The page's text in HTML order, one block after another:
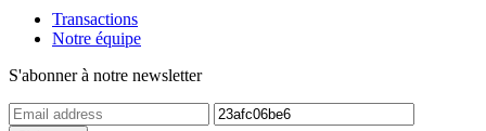
Transactions
Notre équipe
S'abonner à notre newsletter